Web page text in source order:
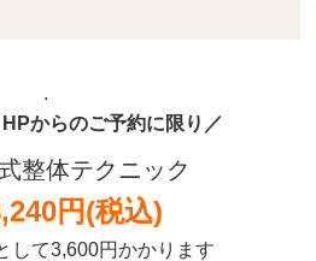
.
からのご予約に限り／
整体テクニック
円(税込)
して3,600円かかります